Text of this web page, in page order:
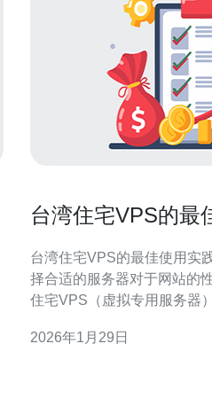
台湾住宅VPS的最
台湾住宅VPS的最佳使用实践 在当今数字化时代，
择合适的服务器对于网站的
住宅VPS（虚拟专用服务器
实践和成功案例，以帮助您更
2026年1月29日